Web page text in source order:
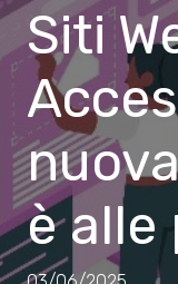
Siti
è alle